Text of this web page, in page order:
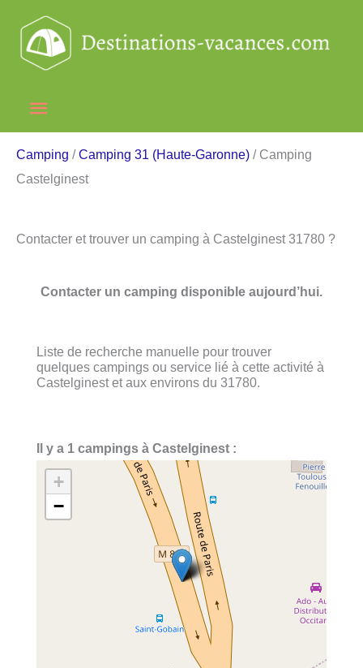
contenu
Menu
principal
Camping /Camping 31 (Haute-Garonne) / Camping
Castelginest
Contacter et trouver un camping à Castelginest 31780 ?
Contacter un camping disponible aujourd’hui.
Liste de recherche manuelle pour trouver
quelques campings ou service lié à cette activité à
Castelginest et aux environs du 31780.
Il y a 1 campings à Castelginest :
+
−